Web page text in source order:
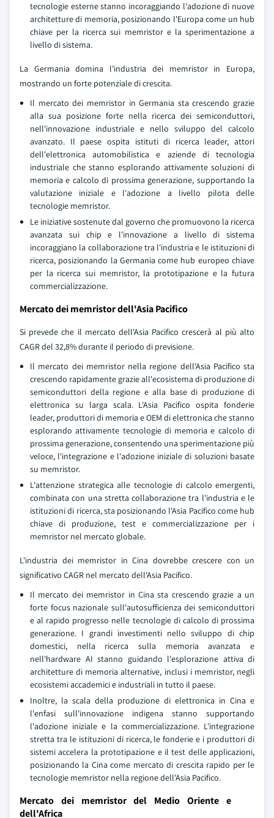
tecnologie esterne stanno incoraggiando l'adozione di nuove
architetture di memoria, posizionando l'Europa come un hub
chiave per la ricerca sui memristor e la sperimentazione a
livello di sistema.
La Germania domina l'industria dei memristor in Europa,
mostrando un forte potenziale di crescita.
Il mercato dei memristor in Germania sta crescendo grazie
alla sua posizione forte nella ricerca dei semiconduttori,
nell'innovazione industriale e nello sviluppo del calcolo
avanzato. Il paese ospita istituti di ricerca leader, attori
dell'elettronica automobilistica e aziende di tecnologia
industriale che stanno esplorando attivamente soluzioni di
memoria e calcolo di prossima generazione, supportando la
valutazione iniziale e l'adozione a livello pilota delle
tecnologie memristor.
Le iniziative sostenute dal governo che promuovono la ricerca
avanzata sui chip e l'innovazione a livello di sistema
incoraggiano la collaborazione tra l'industria e le istituzioni di
ricerca, posizionando la Germania come hub europeo chiave
per la ricerca sui memristor, la prototipazione e la futura
commercializzazione.
Mercato dei memristor dell'Asia Pacifico
Si prevede che il mercato dell'Asia Pacifico crescerà al più alto
CAGR del 32,8% durante il periodo di previsione.
Il mercato dei memristor nella regione dell'Asia Pacifico sta
crescendo rapidamente grazie all'ecosistema di produzione di
semiconduttori della regione e alla base di produzione di
elettronica su larga scala. L'Asia Pacifico ospita fonderie
leader, produttori di memoria e OEM di elettronica che stanno
esplorando attivamente tecnologie di memoria e calcolo di
prossima generazione, consentendo una sperimentazione più
veloce, l'integrazione e l'adozione iniziale di soluzioni basate
su memristor.
L'attenzione strategica alle tecnologie di calcolo emergenti,
combinata con una stretta collaborazione tra l'industria e le
istituzioni di ricerca, sta posizionando l'Asia Pacifico come hub
chiave di produzione, test e commercializzazione per i
memristor nel mercato globale.
L'industria dei memristor in Cina dovrebbe crescere con un
significativo CAGR nel mercato dell'Asia Pacifico.
Il mercato dei memristor in Cina sta crescendo grazie a un
forte focus nazionale sull'autosufficienza dei semiconduttori
e al rapido progresso nelle tecnologie di calcolo di prossima
generazione. I grandi investimenti nello sviluppo di chip
domestici, nella ricerca sulla memoria avanzata e
nell'hardware AI stanno guidando l'esplorazione attiva di
architetture di memoria alternative, inclusi i memristor, negli
ecosistemi accademici e industriali in tutto il paese.
Inoltre, la scala della produzione di elettronica in Cina e
l'enfasi sull'innovazione indigena stanno supportando
l'adozione iniziale e la commercializzazione. L'integrazione
stretta tra le istituzioni di ricerca, le fonderie e i produttori di
sistemi accelera la prototipazione e il test delle applicazioni,
posizionando la Cina come mercato di crescita rapido per le
tecnologie memristor nella regione dell'Asia Pacifico.
Mercato dei memristor del Medio Oriente e
dell'Africa